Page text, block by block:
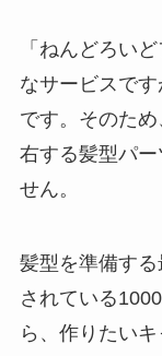
「ねんどろい
なサービスで
です。そのた
右する髪型パ
せん。
髪型を準備す
されている
ら、作りたい